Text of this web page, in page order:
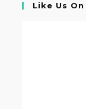
Like Us